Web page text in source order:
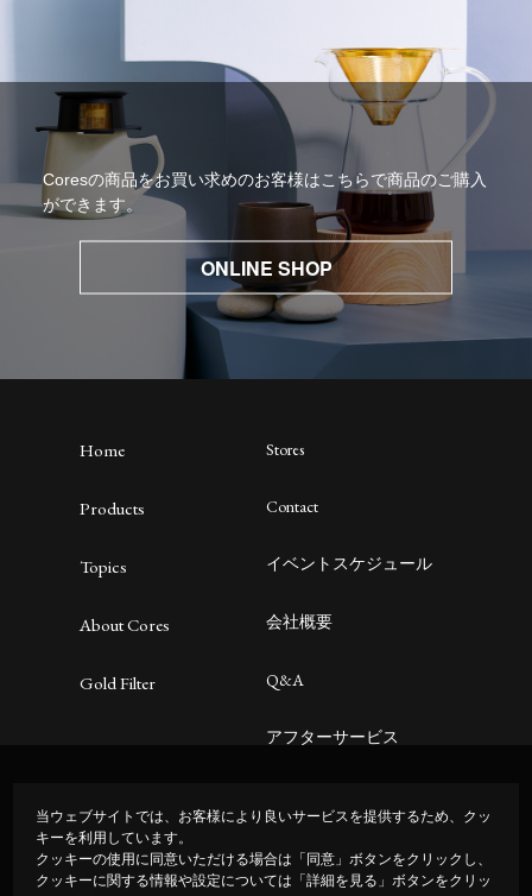
当ウェブサイトでは、お客様により良いサービスを提供するため、クッ
キーを利用しています。
クッキーの使用に同意いただける場合は「同意」ボタンをクリックし、
クッキーに関する情報や設定については「詳細を見る」ボタンをクリッ
Coresの商品をお買い求めのお客様はこちらで商品のご購入
ができます。
ONLINE SHOP
Home
Products
Topics
About Cores
Gold Filter
Stores
Contact
イベントスケジュール
会社概要
Q&A
アフターサービス